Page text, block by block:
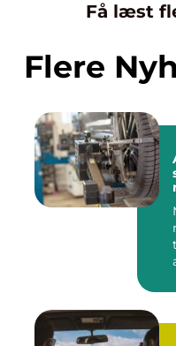
Få læst
Flere